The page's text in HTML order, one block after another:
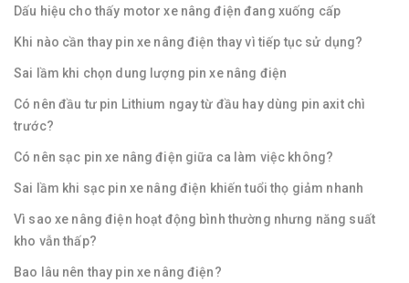
Dấu hiệu cho thấy motor xe nâng điện đang xuống cấp
Khi nào cần thay pin xe nâng điện thay vì tiếp tục sử dụng?
Sai lầm khi chọn dung lượng pin xe nâng điện
Có nên đầu tư pin Lithium ngay từ đầu hay dùng pin axit chì
trước?
Có nên sạc pin xe nâng điện giữa ca làm việc không?
Sai lầm khi sạc pin xe nâng điện khiến tuổi thọ giảm nhanh
Vì sao xe nâng điện hoạt động bình thường nhưng năng suất
kho vẫn thấp?
Bao lâu nên thay pin xe nâng điện?